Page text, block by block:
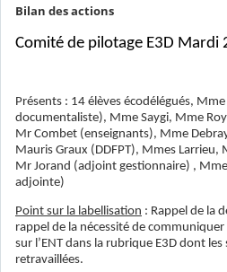
Bilan des actions
Comité de pilotage E3D Mardi
Présents : 14 élèves écodélégués,
documentaliste), Mme Saygi, Mme
Mr Combet (enseignants), Mme
Mauris Graux (DDFPT), Mmes Larrieu,
Mr Jorand (adjoint gestionnaire) ,
adjointe)
Point sur la labellisation : Rappel de la
rappel de la nécessité de
sur l’ENT dans la rubrique E3D dont
retravaillées.